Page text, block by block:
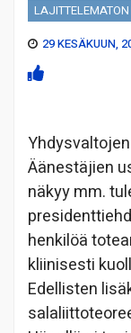
LAJITTELEMATON
29 KESÄKUUN,
Äänestäjien
näkyy mm.
henkilöä
kliinisesti
Edellisten